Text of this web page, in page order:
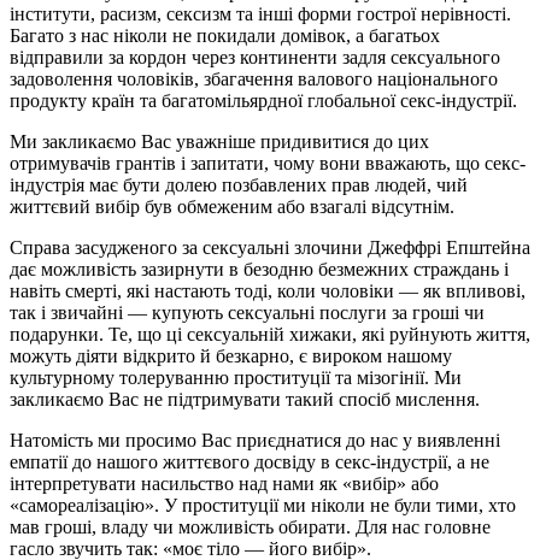
інститути, расизм, сексизм та інші форми гострої нерівності.
Багато з нас ніколи не покидали домівок, а багатьох
відправили за кордон через континенти задля сексуального
задоволення чоловіків, збагачення валового національного
продукту країн та багатомільярдної глобальної секс-індустрії.
Ми закликаємо Вас уважніше придивитися до цих
отримувачів грантів і запитати, чому вони вважають, що секс-
індустрія має бути долею позбавлених прав людей, чий
життєвий вибір був обмеженим або взагалі відсутнім.
Справа засудженого за сексуальні злочини Джеффрі Епштейна
дає можливість зазирнути в безодню безмежних страждань і
навіть смерті, які настають тоді, коли чоловіки — як впливові,
так і звичайні — купують сексуальні послуги за гроші чи
подарунки. Те, що ці сексуальній хижаки, які руйнують життя,
можуть діяти відкрито й безкарно, є вироком нашому
культурному толеруванню проституції та мізогінії. Ми
закликаємо Вас не підтримувати такий спосіб мислення.
Натомість ми просимо Вас приєднатися до нас у виявленні
емпатії до нашого життєвого досвіду в секс-індустрії, а не
інтерпретувати насильство над нами як «вибір» або
«самореалізацію». У проституції ми ніколи не були тими, хто
мав гроші, владу чи можливість обирати. Для нас головне
гасло звучить так: «моє тіло — його вибір».